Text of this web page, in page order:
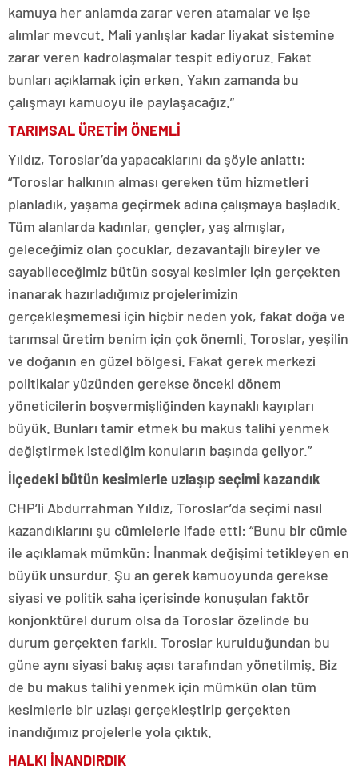
kamuya her anlamda zarar veren atamalar ve işe
alımlar mevcut. Mali yanlışlar kadar liyakat sistemine
zarar veren kadrolaşmalar tespit ediyoruz. Fakat
bunları açıklamak için erken. Yakın zamanda bu
çalışmayı kamuoyu ile paylaşacağız.”
TARIMSAL ÜRETİM ÖNEMLİ
Yıldız, Toroslar’da yapacaklarını da şöyle anlattı:
“Toroslar halkının alması gereken tüm hizmetleri
planladık, yaşama geçirmek adına çalışmaya başladık.
Tüm alanlarda kadınlar, gençler, yaş almışlar,
geleceğimiz olan çocuklar, dezavantajlı bireyler ve
sayabileceğimiz bütün sosyal kesimler için gerçekten
inanarak hazırladığımız projelerimizin
gerçekleşmemesi için hiçbir neden yok, fakat doğa ve
tarımsal üretim benim için çok önemli. Toroslar, yeşilin
ve doğanın en güzel bölgesi. Fakat gerek merkezi
politikalar yüzünden gerekse önceki dönem
yöneticilerin boşvermişliğinden kaynaklı kayıpları
büyük. Bunları tamir etmek bu makus talihi yenmek
değiştirmek istediğim konuların başında geliyor.”
İlçedeki bütün kesimlerle uzlaşıp seçimi kazandık
CHP’li Abdurrahman Yıldız, Toroslar’da seçimi nasıl
kazandıklarını şu cümlelerle ifade etti: “Bunu bir cümle
ile açıklamak mümkün: İnanmak değişimi tetikleyen en
büyük unsurdur. Şu an gerek kamuoyunda gerekse
siyasi ve politik saha içerisinde konuşulan faktör
konjonktürel durum olsa da Toroslar özelinde bu
durum gerçekten farklı. Toroslar kurulduğundan bu
güne aynı siyasi bakış açısı tarafından yönetilmiş. Biz
de bu makus talihi yenmek için mümkün olan tüm
kesimlerle bir uzlaşı gerçekleştirip gerçekten
inandığımız projelerle yola çıktık.
HALKI İNANDIRDIK